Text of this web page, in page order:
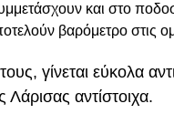
και στο
βαρόμετρο στις
γίνεται εύκολα
Λάρισας αντίστοιχα.